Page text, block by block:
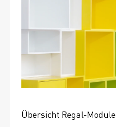
Übersicht Regal-Module